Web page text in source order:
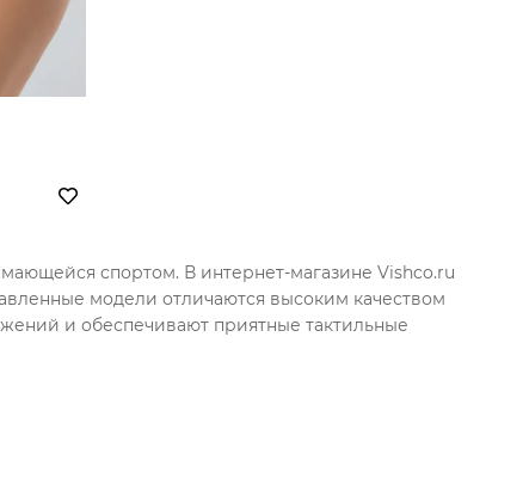
спортом. В интернет-магазине Vishco.ru
модели отличаются высоким качеством
и обеспечивают приятные тактильные